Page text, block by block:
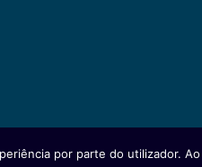
reservados
por parte do utilizador.